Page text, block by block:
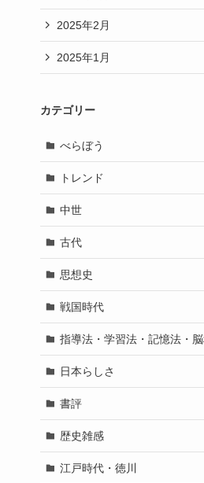
2025年2月
2025年1月
カテゴリー
べらぼう
トレンド
中世
古代
思想史
戦国時代
指導法・学習法・記憶法・
日本らしさ
書評
歴史雑感
江戸時代・徳川